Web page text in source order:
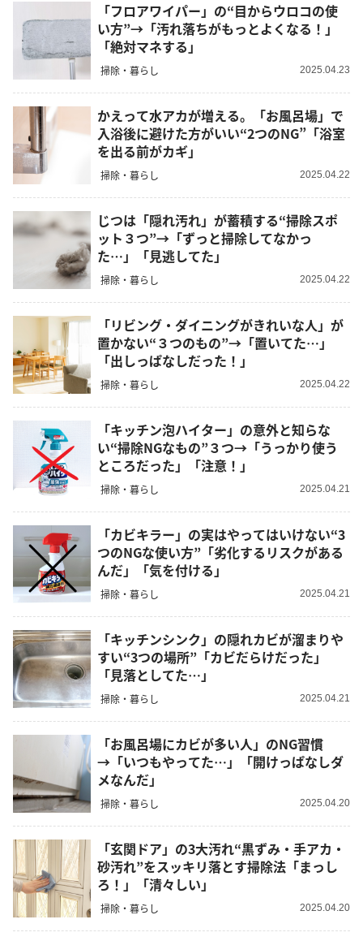
「フロアワイパー」の“目からウロコの使
い方”→「汚れ落ちがもっとよくなる！」
「絶対マネする」
掃除・暮らし 2025.04.23
かえって水アカが増える。「お風呂場」で
入浴後に避けた方がいい“2つのNG”「浴室
を出る前がカギ」
掃除・暮らし 2025.04.22
じつは「隠れ汚れ」が蓄積する“掃除スポ
ット３つ”→「ずっと掃除してなかっ
た…」「見逃してた」
掃除・暮らし 2025.04.22
「リビング・ダイニングがきれいな人」が
置かない“３つのもの”→「置いてた…」
「出しっぱなしだった！」
掃除・暮らし 2025.04.22
「キッチン泡ハイター」の意外と知らな
い“掃除NGなもの”３つ→「うっかり使う
ところだった」「注意！」
掃除・暮らし 2025.04.21
「カビキラー」の実はやってはいけない“3
つのNGな使い方”「劣化するリスクがある
んだ」「気を付ける」
掃除・暮らし 2025.04.21
「キッチンシンク」の隠れカビが溜まりや
すい“3つの場所”「カビだらけだった」
「見落としてた…」
掃除・暮らし 2025.04.21
「お風呂場にカビが多い人」のNG習慣
→「いつもやってた…」「開けっぱなしダ
メなんだ」
掃除・暮らし 2025.04.20
「玄関ドア」の3大汚れ“黒ずみ・手アカ・
砂汚れ”をスッキリ落とす掃除法「まっし
ろ！」「清々しい」
掃除・暮らし 2025.04.20